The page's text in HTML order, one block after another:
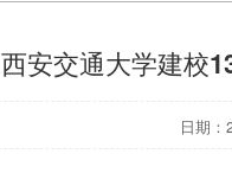
西安交通大学建校
日期：